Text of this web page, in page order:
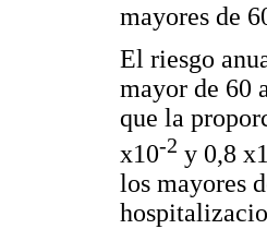
mayores de
El riesgo
mayor de 60
que la
x10-2 y 0,8
los mayores